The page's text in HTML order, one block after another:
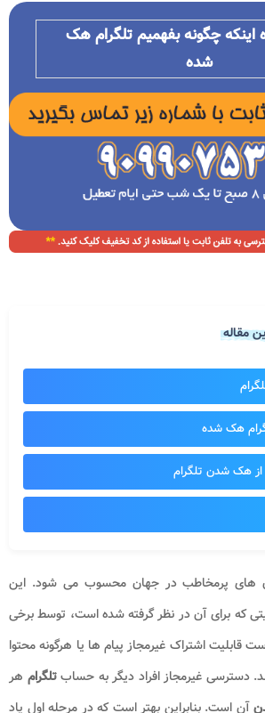
اینکه چگونه بفهمیم تلگرام هک
شده
مقاله
هک شده
از هک شدن تلگرام
های پرمخاطب در جهان محسوب می شود. این
که برای آن در نظر گرفته شده است، توسط برخی
قابلیت اشتراک غیرمجاز پیام ها یا هرگونه محتوا
دسترسی غیرمجاز افراد دیگر به حسابتلگرام هر
آن است. بنابراین بهتر است که در مرحله اول یاد